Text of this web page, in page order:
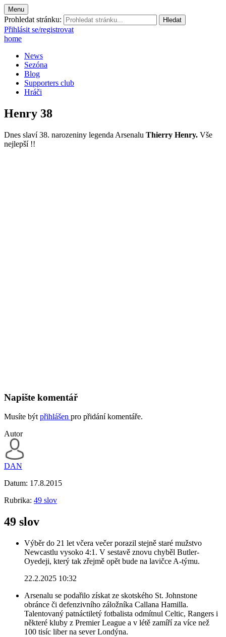
Menu
Prohledat stránku:
Přihlásit se/registrovat
home
News
Sezóna
Blog
Supporters club
Hráči
Henry 38
Dnes slaví 38. narozeniny legenda Arsenalu Thierry Henry. Vše
nejlepší !!
Napište komentář
Musíte být přihlášen pro přidání komentáře.
Autor
DAN
Datum: 17.8.2015
Rubrika: 49 slov
49 slov
Výběr do 21 let včera večer porazil stejně staré mužstvo
Newcastlu vysoko 4:1. V sestavě znovu chyběl Butler-
Oyedeji, který tak zřejmě opět bude na lavičce A-týmu.
22.2.2025 10:32
Arsenalu se podařilo získat ze skotského St. Johnstone
obránce či defenzivního záložníka Callana Hamilla.
Talentovaný patnáctiletý fotbalista odmítnul Celtic, Rangers i
některé kluby z Premier League a v létě zamíří za více než
100 tisíc liber na sever Londýna.